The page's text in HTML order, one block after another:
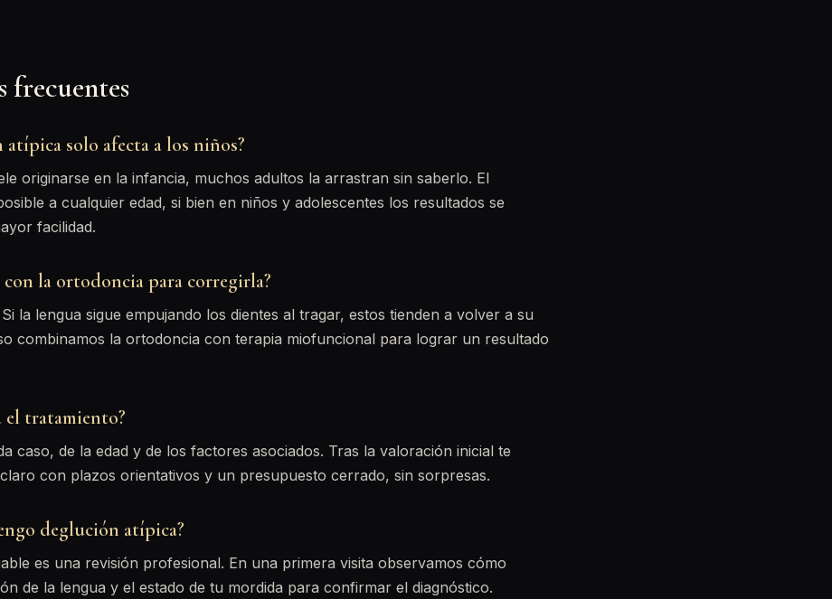
frecuentes
atípica solo afecta a los niños?
originarse en la infancia, muchos adultos la arrastran sin saberlo. El
a cualquier edad, si bien en niños y adolescentes los resultados se
facilidad.
con la ortodoncia para corregirla?
la lengua sigue empujando los dientes al tragar, estos tienden a volver a su
combinamos la ortodoncia con terapia miofuncional para lograr un resultado
el tratamiento?
caso, de la edad y de los factores asociados. Tras la valoración inicial te
con plazos orientativos y un presupuesto cerrado, sin sorpresas.
deglución atípica?
es una revisión profesional. En una primera visita observamos cómo
de la lengua y el estado de tu mordida para confirmar el diagnóstico.